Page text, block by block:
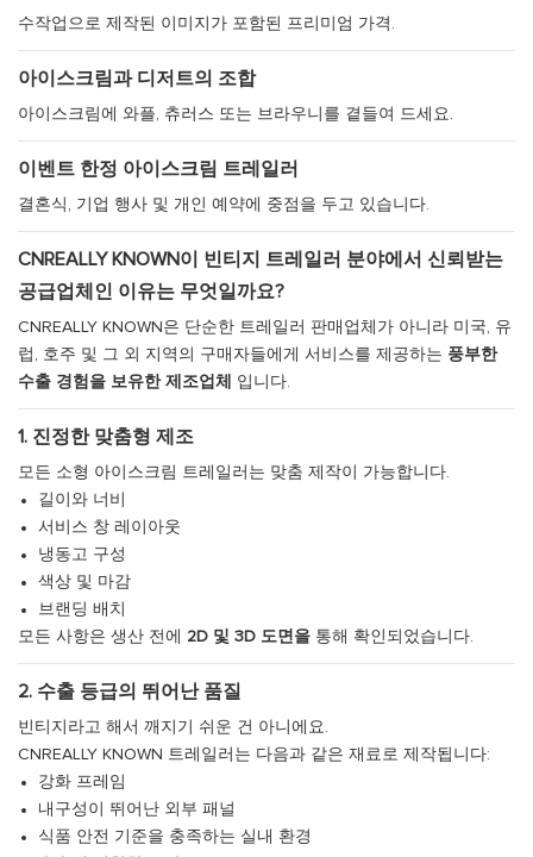
수작업으로 제작된 이미지가 포함된 프리미엄 가격.
아이스크림과 디저트의 조합
아이스크림에 와플, 츄러스 또는 브라우니를 곁들여 드세요.
이벤트 한정 아이스크림 트레일러
결혼식, 기업 행사 및 개인 예약에 중점을 두고 있습니다.
CNREALLY KNOWN이 빈티지 트레일러 분야에서 신뢰받는
공급업체인 이유는 무엇일까요?
CNREALLY KNOWN은 단순한 트레일러 판매업체가 아니라 미국, 유
럽, 호주 및 그 외 지역의 구매자들에게 서비스를 제공하는 풍부한
수출 경험을 보유한 제조업체
입니다.
1. 진정한 맞춤형 제조
모든 소형 아이스크림 트레일러는 맞춤 제작이 가능합니다.
길이와 너비
서비스 창 레이아웃
냉동고 구성
색상 및 마감
브랜딩 배치
모든 사항은 생산 전에 2D 및 3D 도면을 통해 확인되었습니다.
2. 수출 등급의 뛰어난 품질
빈티지라고 해서 깨지기 쉬운 건 아니에요.
CNREALLY KNOWN 트레일러는 다음과 같은 재료로 제작됩니다:
강화 프레임
내구성이 뛰어난 외부 패널
식품 안전 기준을 충족하는 실내 환경